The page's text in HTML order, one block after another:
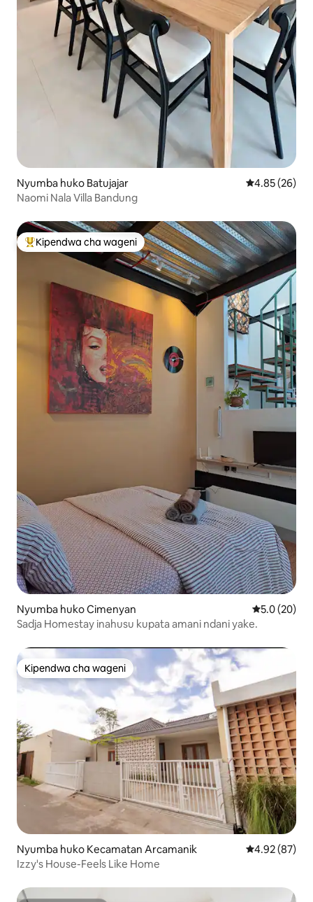
Nyumba huko Batujajar Ukadiriaji wa
4.85 (26)
Naomi Nala Villa Bandung
Kipendwa maarufu cha wageni
Kipendwa cha wageni
Nyumba huko Cimenyan Ukadiriaji
5.0 (20)
Sadja Homestay inahusu kupata amani ndani yake.
Kipendwa cha wageni
Kipendwa cha wageni
Nyumba huko Kecamatan Arcamanik Ukadiriaji wa
4.92 (87)
Izzy's House-Feels Like Home